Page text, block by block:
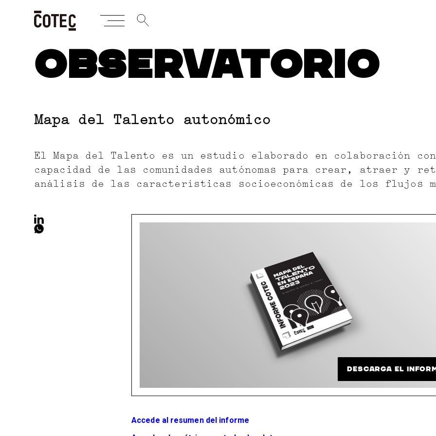
OBSERVATORIO
Mapa del Talento autonómico
El Mapa del Talento es un estudio elaborado en colaboración
capacidad de las comunidades autónomas para crear, atraer y
análisis de las características socioeconómicas de los flujos
DESCARGA EL
Accede al resumen del informe